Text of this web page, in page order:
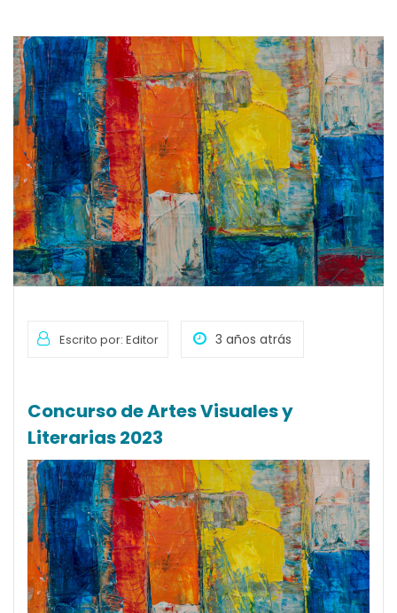
Escrito por: Editor 3 años atrás
Concurso de Artes Visuales y
Literarias 2023